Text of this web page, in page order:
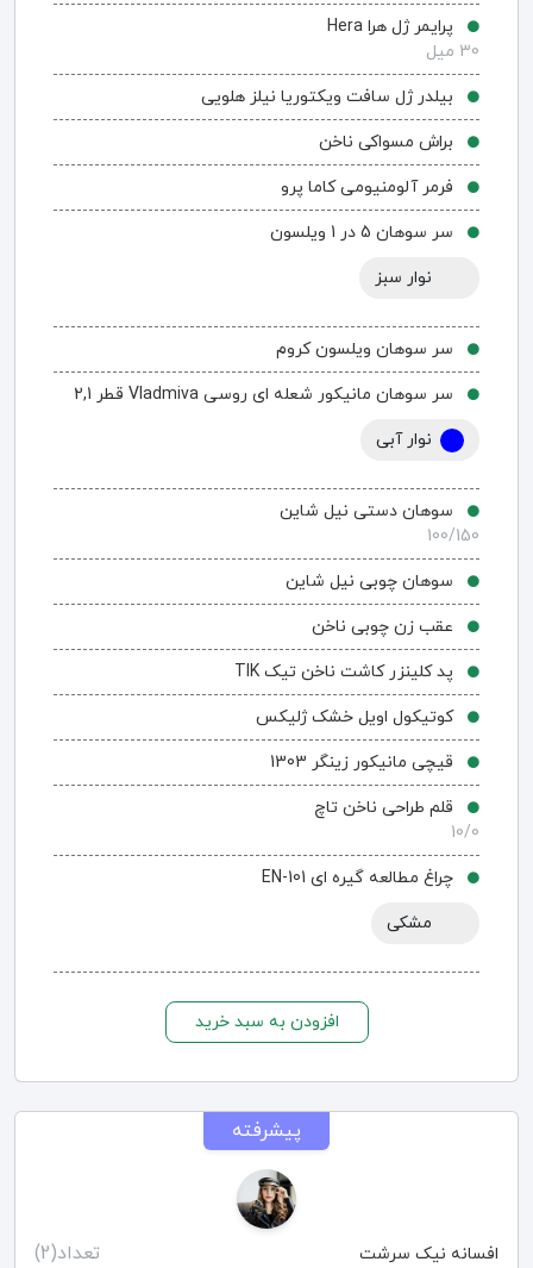
پرایمر ژل هرا Hera
30 میل
بیلدر ژل سافت ویکتوریا نیلز هلویی
براش مسواکی ناخن
فرمر آلومنیومی کاما پرو
سر سوهان 5 در 1 ویلسون
نوار سبز
سر سوهان ویلسون کروم
سر سوهان مانیکور شعله ای روسی Vladmiva قطر 2,1
نوار آبی
سوهان دستی نیل شاین
100/150
سوهان چوبی نیل شاین
عقب زن چوبی ناخن
پد کلینزر کاشت ناخن تیک TIK
کوتیکول اویل خشک ژلیکس
قیچی مانیکور زینگر 1303
قلم طراحی ناخن تاچ
10/0
چراغ مطالعه گیره ای EN-101
مشکی
افزودن به سبد خرید
پیشرفته
افسانه نیک سرشت تعداد(2)